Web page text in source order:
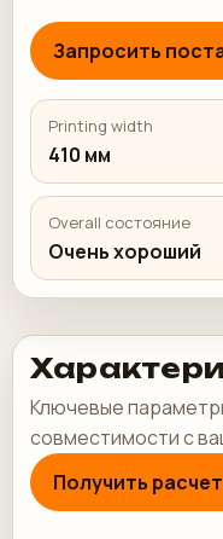
Запросить
Printing width
410 мм
Overall состояние
Очень хороший
Ключевые
совместимости с
Получить